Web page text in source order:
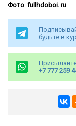
Фото fullhdoboi. ru
будьте в
+7 777 259